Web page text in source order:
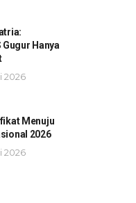
Hanya
2026
Menuju
2026
2026